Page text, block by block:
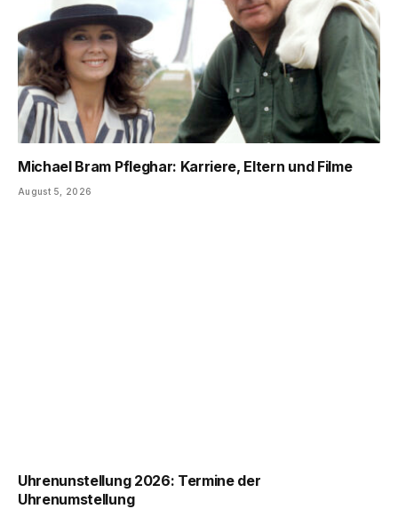
Michael Bram Pfleghar: Karriere, Eltern und Filme
August 5, 2026
Uhrenunstellung 2026: Termine der
Uhrenumstellung